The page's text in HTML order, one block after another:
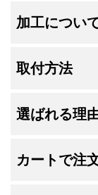
加工につい
取付方法
選ばれる理
カートで注